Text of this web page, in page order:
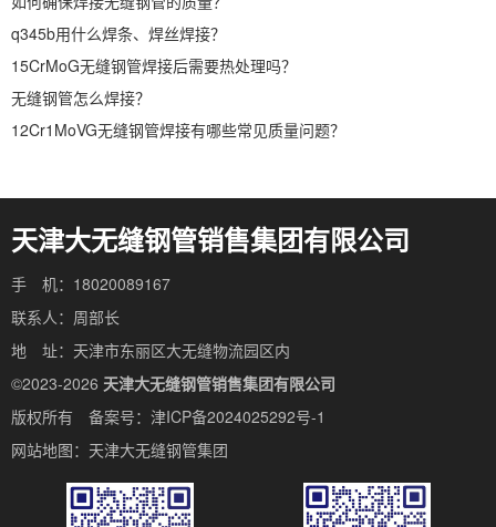
q345b用什么焊条、焊丝焊接？
15CrMoG无缝钢管焊接后需要热处理吗？
无缝钢管怎么焊接？
12Cr1MoVG无缝钢管焊接有哪些常见质量问题？
天津大无缝钢管销售集团有限公司
手 机：18020089167
联系人：周部长
地 址：天津市东丽区大无缝物流园区内
©2023-2026 天津大无缝钢管销售集团有限公司
版权所有 备案号： 津ICP备2024025292号-1
网站地图： 天津大无缝钢管集团